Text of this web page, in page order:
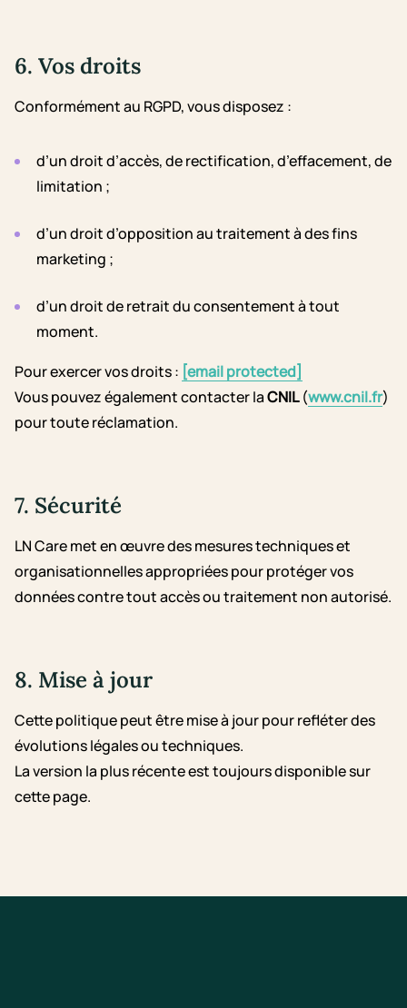
6. Vos droits
Conformément au RGPD, vous disposez :
d’un droit d’accès, de rectification, d’effacement, de
limitation ;
d’un droit d’opposition au traitement à des fins
marketing ;
d’un droit de retrait du consentement à tout
moment.
Pour exercer vos droits : [email protected]
Vous pouvez également contacter laCNIL(www.cnil.fr)
pour toute réclamation.
7. Sécurité
LN Care met en œuvre des mesures techniques et
organisationnelles appropriées pour protéger vos
données contre tout accès ou traitement non autorisé.
8. Mise à jour
Cette politique peut être mise à jour pour refléter des
évolutions légales ou techniques.
La version la plus récente est toujours disponible sur
cette page.